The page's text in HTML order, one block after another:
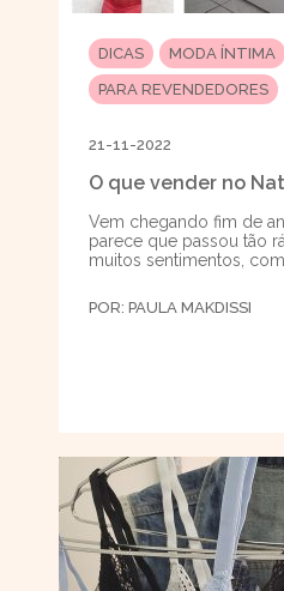
DICAS MODA ÍNTIMA
PARA REVENDEDORES
21-11-2022
O que vender no
Vem chegando fim de
parece que passou tão
muitos sentimentos,
POR: PAULA MAKDISSI